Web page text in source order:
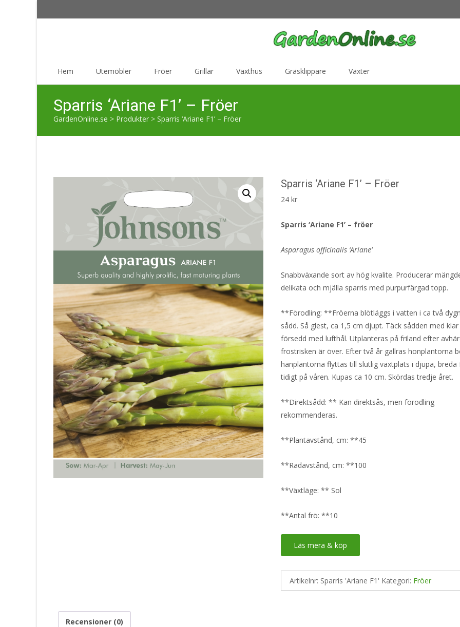
Hem Utemöbler Fröer Grillar Växthus Gräsklippare Växter
Sparris ‘Ariane F1’ – Fröer
GardenOnline.se > Produkter > Sparris ‘Ariane F1’ – Fröer
Sparris ‘Ariane F1’ – Fröer
24kr
Sparris ‘Ariane F1’ – fröer
Asparagus officinalis ‘Ariane’
Snabbväxande sort av hög kvalite. Producerar
delikata och mjälla sparris med purpurfärgad topp.
**Förodling: **Fröerna blötläggs i vatten i ca två
sådd. Så glest, ca 1,5 cm djupt. Täck sådden med
försedd med lufthål. Utplanteras på friland efter
frostrisken är över. Efter två år gallras honplantorna
hanplantorna flyttas till slutlig växtplats i djupa, breda
tidigt på våren. Kupas ca 10 cm. Skördas tredje året.
**Direktsådd: ** Kan direktsås, men förodling
rekommenderas.
**Plantavstånd, cm: **45
**Radavstånd, cm: **100
**Växtläge: ** Sol
**Antal frö: **10
Läs mera & köp
Artikelnr: Sparris 'Ariane F1' Kategori: Fröer
Recensioner (0)